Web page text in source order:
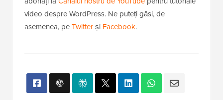
video despre WordPress. Ne puteți găsi, de
asemenea, peTwitterși Facebook.